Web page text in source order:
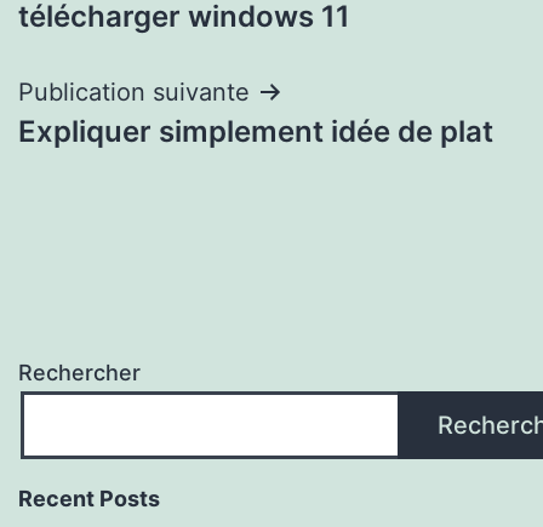
télécharger windows 11
Publication suivante
Expliquer simplement idée de plat
Rechercher
Recent Posts